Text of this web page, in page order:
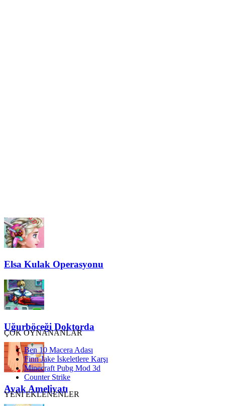
Elsa Kulak Operasyonu
Uğurböceği Doktorda
Ayak Ameliyatı
ÇOK OYNANANLAR
Ben 10 Macera Adası
Finn Jake İskeletlere Karşı
Minecraft Pubg Mod 3d
Counter Strike
YENİ EKLENENLER